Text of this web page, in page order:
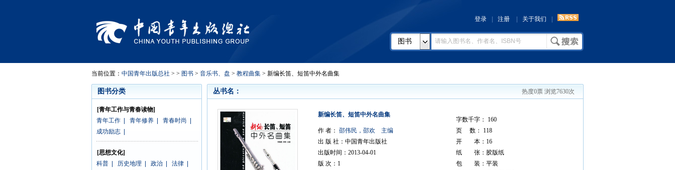
登录 注册 关于我们
图书
当前位置： 中国青年出版总社 > > 图书 > 音乐书、盘 > 教程曲集 > 新编长笛、短笛中外名曲集
图书分类
[青年工作与青春读物]
青年工作
青年修养 青春时尚
成功励志
[思想文化]
科普
历史地理 政治 法律
热度0票 浏览7630次
丛书名：
新编长笛、短笛中外名曲集
作 者： 邵伟民，邵欢 主编
出 版 社：中国青年出版社
出版时间：2013-04-01
版 次：1
字数千字： 160
页 数： 118
开 本：16
纸 张：胶版纸
包 装：平装